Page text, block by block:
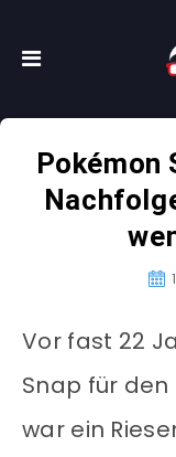
Pokémon
Vor fast 22
Snap für den
war ein